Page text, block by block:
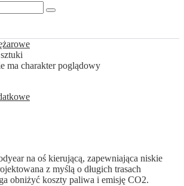
Increase
ma charakter poglądowy
na oś kierującą, zapewniająca niskie
z myślą o długich trasach
obniżyć koszty paliwa i emisję CO2.